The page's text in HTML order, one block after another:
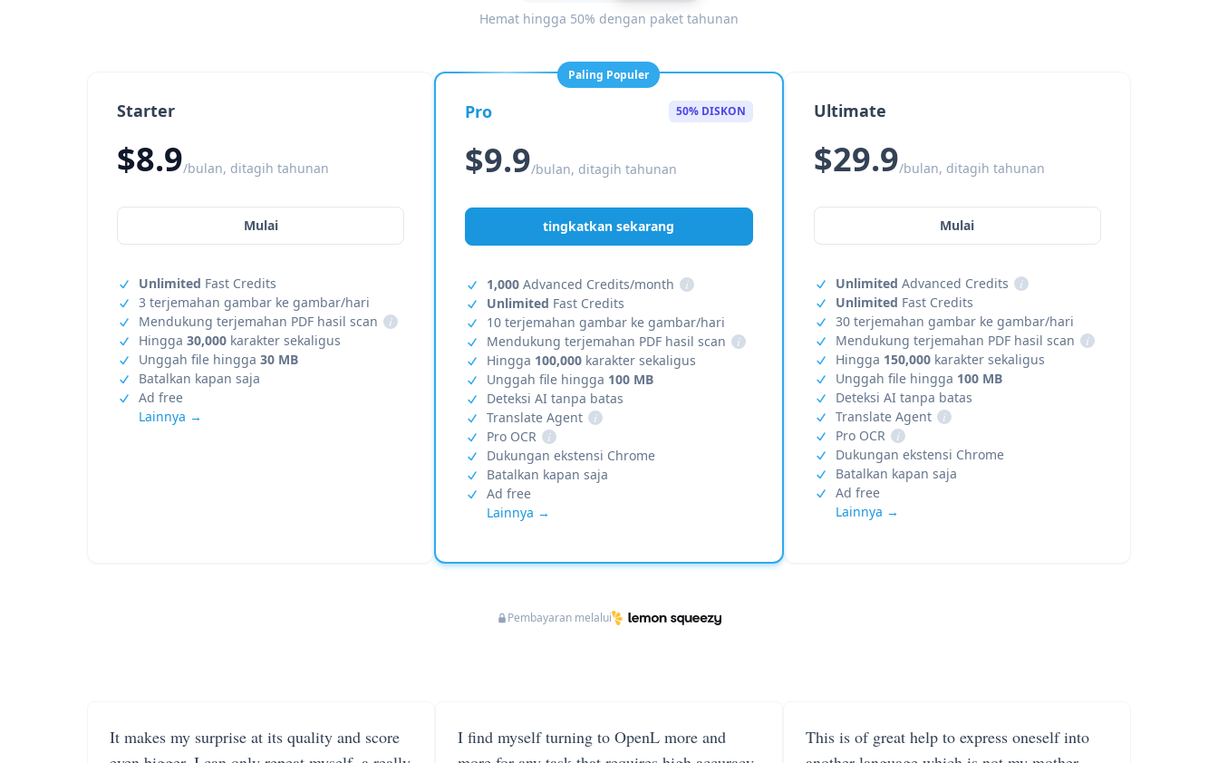
Hemat hingga 50% dengan paket tahunan
Starter
$8.9/bulan, ditagih tahunan
Mulai
Unlimited Fast Credits
3 terjemahan gambar ke gambar/hari
Mendukung terjemahan PDF hasil scan
i
Hingga 30,000 karakter sekaligus
Unggah file hingga 30 MB
Batalkan kapan saja
Ad free
Lainnya →
Paling Populer
Pro 50% DISKON
$9.9/bulan, ditagih tahunan
tingkatkan sekarang
1,000 Advanced Credits/month
i
Unlimited Fast Credits
10 terjemahan gambar ke gambar/hari
Mendukung terjemahan PDF hasil scan
i
Hingga 100,000 karakter sekaligus
Unggah file hingga 100 MB
Deteksi AI tanpa batas
Translate Agent
i
Pro OCR
i
Dukungan ekstensi Chrome
Batalkan kapan saja
Ad free
Lainnya →
Ultimate
$29.9/bulan, ditagih tahunan
Mulai
Unlimited Advanced Credits
i
Unlimited Fast Credits
30 terjemahan gambar ke gambar/hari
Mendukung terjemahan PDF hasil scan
i
Hingga 150,000karakter sekaligus
Unggah file hingga 100 MB
Deteksi AI tanpa batas
Translate Agent
i
Pro OCR
i
Dukungan ekstensi Chrome
Batalkan kapan saja
Ad free
Lainnya →
Pembayaran melalui
It makes my surprise at its quality and score
I find myself turning to OpenL more and
This is of great help to express oneself into